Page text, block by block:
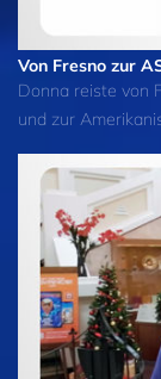
Von Fresno zur
Donna reiste von
und zur